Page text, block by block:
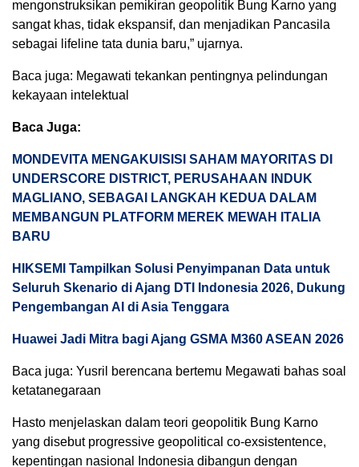
mengonstruksikan pemikiran geopolitik Bung Karno yang
sangat khas, tidak ekspansif, dan menjadikan Pancasila
sebagai lifeline tata dunia baru,” ujarnya.
Baca juga: Megawati tekankan pentingnya pelindungan
kekayaan intelektual
Baca Juga:
MONDEVITA MENGAKUISISI SAHAM MAYORITAS DI
UNDERSCORE DISTRICT, PERUSAHAAN INDUK
MAGLIANO, SEBAGAI LANGKAH KEDUA DALAM
MEMBANGUN PLATFORM MEREK MEWAH ITALIA
BARU
HIKSEMI Tampilkan Solusi Penyimpanan Data untuk
Seluruh Skenario di Ajang DTI Indonesia 2026, Dukung
Pengembangan AI di Asia Tenggara
Huawei Jadi Mitra bagi Ajang GSMA M360 ASEAN 2026
Baca juga: Yusril berencana bertemu Megawati bahas soal
ketatanegaraan
Hasto menjelaskan dalam teori geopolitik Bung Karno
yang disebut progressive geopolitical co-exsistentence,
kepentingan nasional Indonesia dibangun dengan